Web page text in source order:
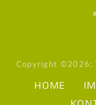
Copyright ©2026:
HOME